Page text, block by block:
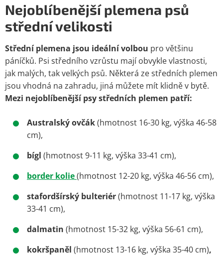
Nejoblíbenější plemena psů
střední velikosti
Střední plemena jsou ideální volbou pro většinu
páníčků. Psi středního vzrůstu mají obvykle vlastnosti,
jak malých, tak velkých psů. Některá ze středních plemen
jsou vhodná na zahradu, jiná můžete mít klidně v bytě.
Mezi nejoblíbenější psy středních plemen patří:
Australský ovčák(hmotnost 16-30 kg, výška 46-58
cm),
bígl (hmotnost 9-11 kg, výška 33-41 cm),
border kolie(hmotnost 12-20 kg, výška 46-56 cm),
stafordšírský bulteriér(hmotnost 11-17 kg, výška
33-41 cm),
dalmatin (hmotnost 15-32 kg, výška 56-61 cm),
kokršpaněl (hmotnost 13-16 kg, výška 35-40 cm),